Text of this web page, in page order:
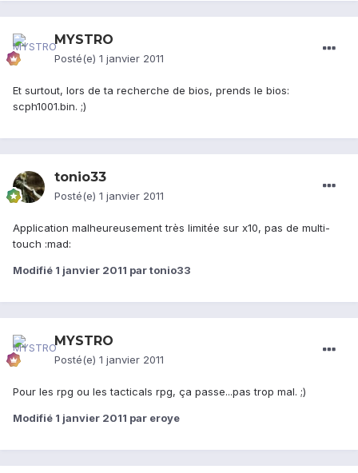
MYSTRO
Posté(e) 1 janvier 2011
Et surtout, lors de ta recherche de bios, prends le bios:
scph1001.bin. ;)
tonio33
Posté(e) 1 janvier 2011
Application malheureusement très limitée sur x10, pas de multi-
touch :mad:
Modifié 1 janvier 2011 par tonio33
MYSTRO
Posté(e) 1 janvier 2011
Pour les rpg ou les tacticals rpg, ça passe...pas trop mal. ;)
Modifié 1 janvier 2011 par eroye